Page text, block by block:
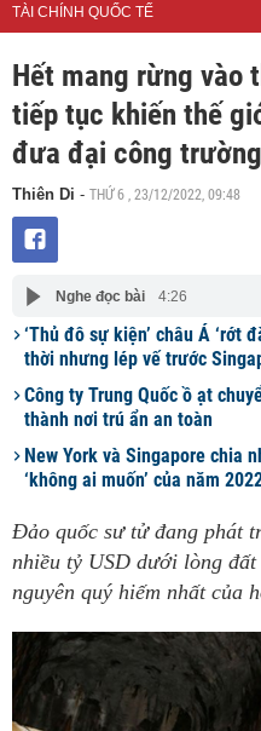
TÀI CHÍNH QUỐC TẾ
Hết mang rừng vào
tiếp tục khiến thế
đưa đại công
Thiên Di - THỨ 6 , 23/12/2022, 09:48
Nghe đọc bài 4:26
‘Thủ đô sự kiện’ châu Á ‘rớt
thời nhưng lép vế trước
Công ty Trung Quốc ồ ạt
thành nơi trú ẩn an toàn
New York và Singapore chia
‘không ai muốn’ của năm
Đảo quốc sư tử đang phát
nhiều tỷ USD dưới lòng
nguyên quý hiếm nhất của